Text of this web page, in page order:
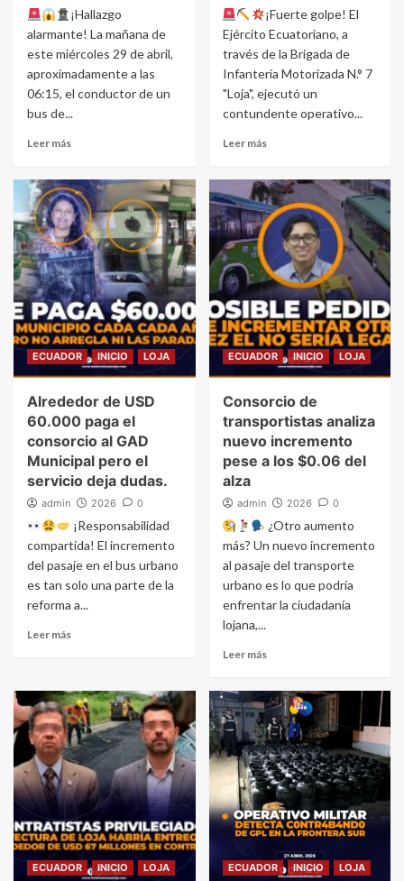
¡Hallazgo
alarmante! La mañana de
este miércoles 29 de abril,
aproximadamente a las
06:15, el conductor de un
bus de...
Leer más
¡Fuerte golpe! El
Ejército Ecuatoriano, a
través de la Brigada de
Infantería Motorizada N.° 7
"Loja", ejecutó un
contundente operativo...
Leer más
ECUADOR INICIO LOJA
Alrededor de USD
60.000 paga el
consorcio al GAD
Municipal pero el
servicio deja dudas.
admin 2026 0
¡Responsabilidad
compartida! El incremento
del pasaje en el bus urbano
es tan solo una parte de la
reforma a...
Leer más
ECUADOR INICIO LOJA
Consorcio de
transportistas analiza
nuevo incremento
pese a los $0.06 del
alza
admin 2026 0
¿Otro aumento
más? Un nuevo incremento
al pasaje del transporte
urbano es lo que podría
enfrentar la ciudadanía
lojana,...
Leer más
ECUADOR INICIO LOJA ECUADOR INICIO LOJA